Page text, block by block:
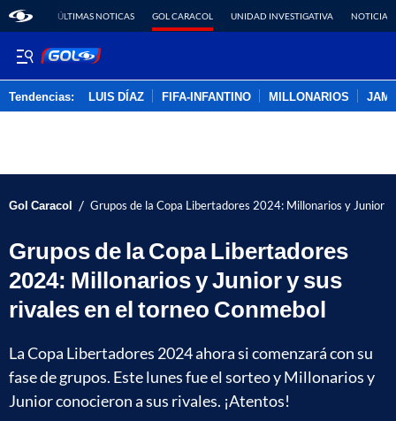
ÚLTIMAS NOTICAS GOL CARACOL UNIDAD INVESTIGATIVA NOTICIAS
Tendencias: LUIS DÍAZ FIFA-INFANTINO MILLONARIOS
Gol Caracol / Grupos de la Copa Libertadores 2024: Millonarios y Junior
Grupos de la Copa Libertadores
2024: Millonarios y Junior y sus
rivales en el torneo Conmebol
La Copa Libertadores 2024 ahora si comenzará con su
fase de grupos. Este lunes fue el sorteo y Millonarios y
Junior conocieron a sus rivales. ¡Atentos!